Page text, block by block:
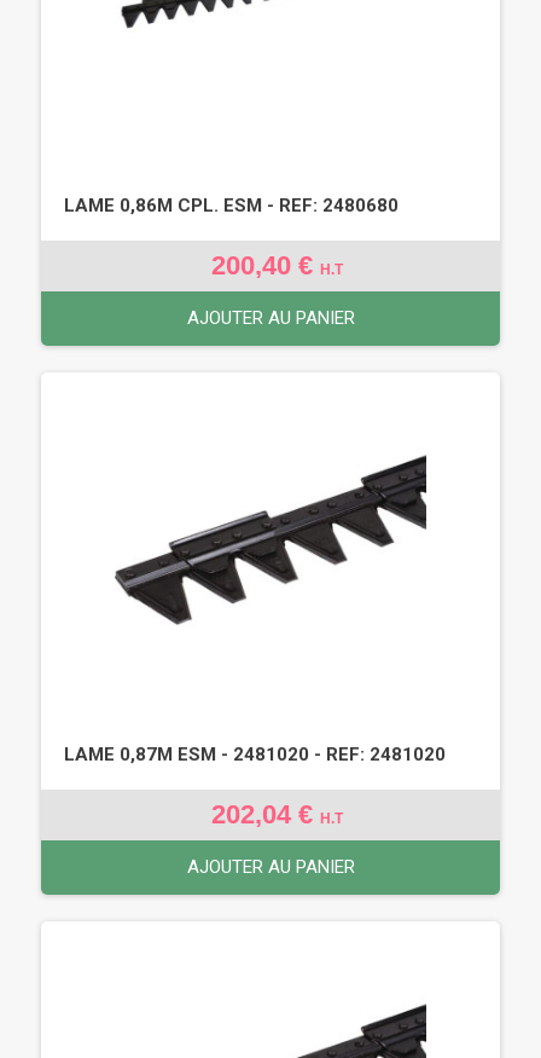
LAME 0,86M CPL. ESM - REF: 2480680
200,40 € H.T
AJOUTER AU PANIER
LAME 0,87M ESM - 2481020 - REF: 2481020
202,04 € H.T
AJOUTER AU PANIER